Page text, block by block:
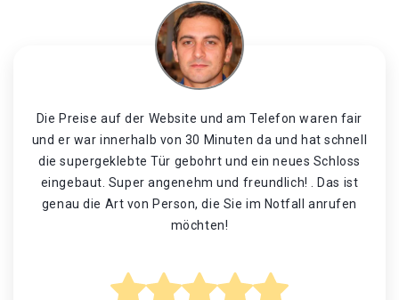
Die Preise auf der Website und am Telefon waren fair
und er war innerhalb von 30 Minuten da und hat schnell
die supergeklebte Tür gebohrt und ein neues Schloss
eingebaut. Super angenehm und freundlich! . Das ist
genau die Art von Person, die Sie im Notfall anrufen
möchten!